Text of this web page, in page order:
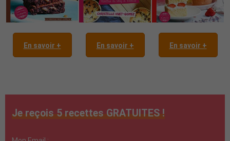
En savoir + En savoir + En savoir +
Je reçois 5 recettes GRATUITES !